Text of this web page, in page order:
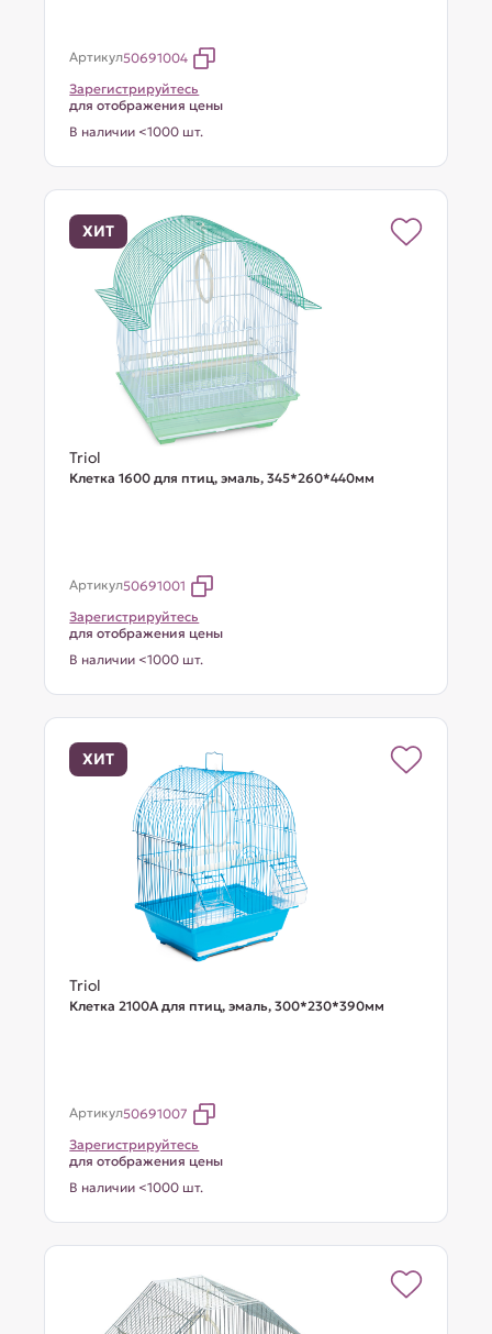
Артикул50691004
Зарегистрируйтесь
для отображения цены
В наличии <1000 шт.
ХИТ
Triol
Клетка 1600 для птиц, эмаль, 345*260*440мм
Артикул50691001
Зарегистрируйтесь
для отображения цены
В наличии <1000 шт.
ХИТ
Triol
Клетка 2100A для птиц, эмаль, 300*230*390мм
Артикул50691007
Зарегистрируйтесь
для отображения цены
В наличии <1000 шт.